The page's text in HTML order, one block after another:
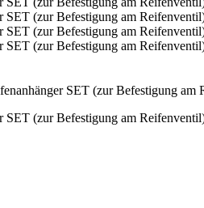
SET (zur Befestigung